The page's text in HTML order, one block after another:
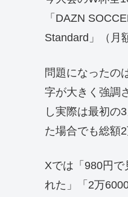
「DAZN
Standard」（月
問題になったの
字が大きく強調
し実際は最初の
た場合でも総額
Xでは「980円
れた」「2万